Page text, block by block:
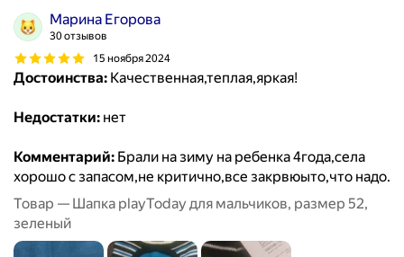
Марина Егорова
30 отзывов
15 ноября 2024
Достоинства: Качественная,теплая,яркая!
Недостатки: нет
Комментарий: Брали на зиму на ребенка 4года,села
хорошо с запасом,не критично,все закрвюыто,что надо.
Товар — Шапка playToday для мальчиков, размер 52,
зеленый